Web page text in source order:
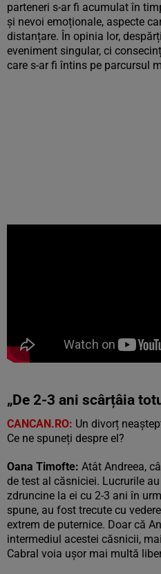
parteneri s-ar fi acumulat în
și nevoi emoționale, aspecte
distanțare. În opinia lor,
eveniment singular, ci
care s-ar fi întins pe parcursul
„De 2-3 ani scârțâia
CANCAN.RO: Un divorț
Ce ne spuneți despre el?
Oana Timofte: Atât Andreea,
de test al căsniciei. Lucrurile
zdruncine la ei cu 2-3 ani în
spune, au fost trecute cu
extrem de puternice. Doar că
intermediul acestei căsnicii,
Cabral voia ușor mai multă